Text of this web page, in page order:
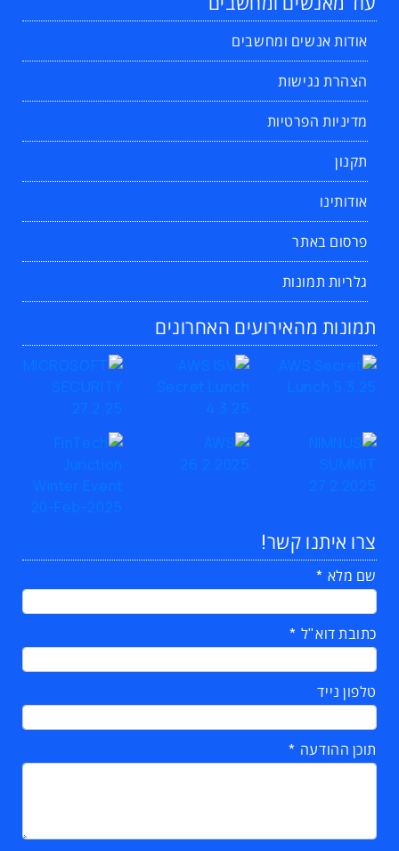
אודות אנשים ומחשבים
הצהרת נגישות
מדיניות הפרטיות
תקנון
אודותינו
פרסום באתר
גלריות תמונות
תמונות מהאירועים האחרונים
צרו איתנו קשר!
שם מלא
כתובת דוא"ל
טלפון נייד
תוכן ההודעה